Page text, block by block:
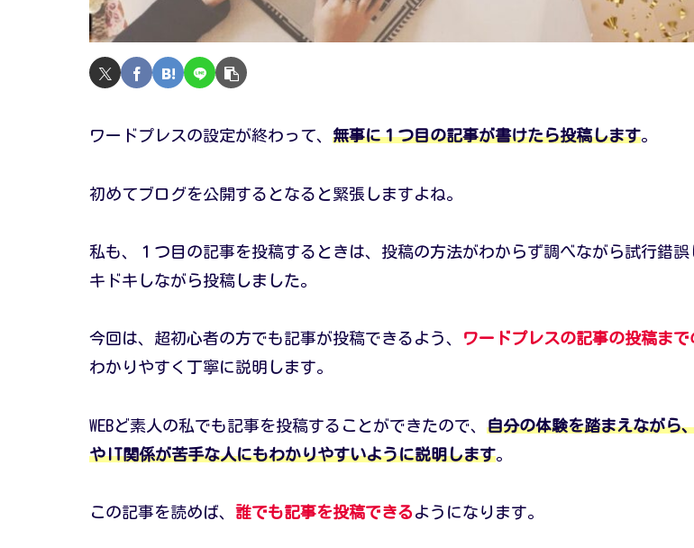
ワードプレスの設定が終わって、 無事に１つ目の記事が書けたら投稿します。
初めてブログを公開するとなると緊張しますよね。
私も、１つ目の記事を投稿するときは、投稿の方法がわからず調べながら試行錯誤
キドキしながら投稿しました。
今回は、超初心者の方でも記事が投稿できるよう、 ワードプレスの記事の投稿まで
わかりやすく丁寧に説明します。
WEBど素人の私でも記事を投稿することができたので、 自分の体験を踏まえながら
やIT関係が苦手な人にもわかりやすいように説明します。
この記事を読めば、 誰でも記事を投稿できるようになります。